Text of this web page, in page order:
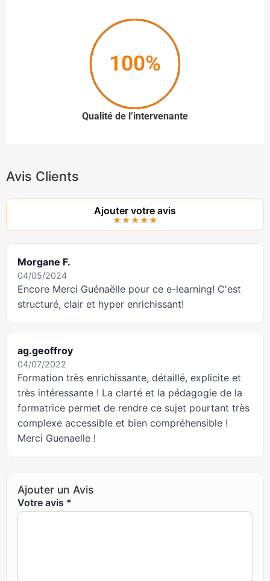
100%
Qualité de l’intervenante
Avis Clients
Ajouter votre avis
★★★★★
Morgane F.
04/05/2024
Encore Merci Guénaëlle pour ce e-learning! C'est
structuré, clair et hyper enrichissant!
ag.geoffroy
04/07/2022
Formation très enrichissante, détaillé, explicite et
très intéressante ! La clarté et la pédagogie de la
formatrice permet de rendre ce sujet pourtant très
complexe accessible et bien compréhensible !
Merci Guenaelle !
Ajouter un Avis
Votre avis *